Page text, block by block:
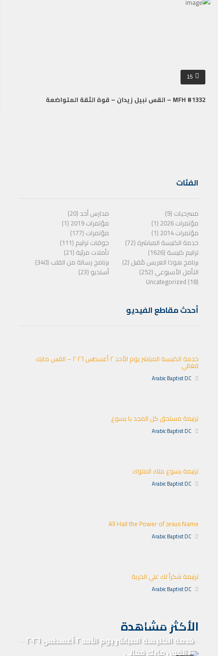
15
MFH #1332 – القس نبيل زيدان – قوة الثقة المتواضعة
الفئات
مسرحيات (9)
مدارس أحد (20)
مؤتمرات 2026 (1)
مؤتمرات 2019 (1)
مؤتمرات 2014 (1)
مؤتمرات (177)
خدمة الكنيسة المباشرة (72)
جوقات ترانيم (111)
ترانيم كنيسة (1626)
تأملات مرئية (21)
برنامج هوذا العريس مًقبل (2)
برنامج رسالة من القلب (340)
التأمل الأسبوعي (252)
أستديو (23)
Uncategorized (18)
أحدث مقاطع الفيديو
خدمة الكنيسة المباشر يوم الأحد ٢ أغسطس ٢٠٢٦ – القس مايك
فغالي
Arabic Baptist DC
ترنيمة مستحق كل المجد يا يسوع
Arabic Baptist DC
ترنيمة يسوع ملك الملوك
Arabic Baptist DC
All Hail the Power of Jesus Name
Arabic Baptist DC
ترنيمة شكراً لك علي الحرية
Arabic Baptist DC
الأكثر مشاهدة
خدمة الكنيسة المباشرة
خدمة الكنيسة المباشر يوم الأحد ٢ أغسطس ٢٠٢٦
– القس مايك فغالي